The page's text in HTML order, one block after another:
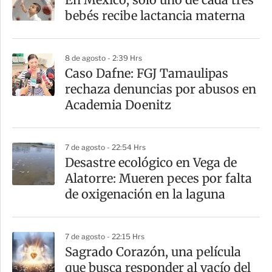
r
r
bebés recibe lactancia materna
8 de agosto - 2:39 Hrs
Caso Dafne: FGJ Tamaulipas
rechaza denuncias por abusos en
Academia Doenitz
7 de agosto - 22:54 Hrs
Desastre ecológico en Vega de
Alatorre: Mueren peces por falta
de oxigenación en la laguna
7 de agosto - 22:15 Hrs
Sagrado Corazón, una película
que busca responder al vacío del